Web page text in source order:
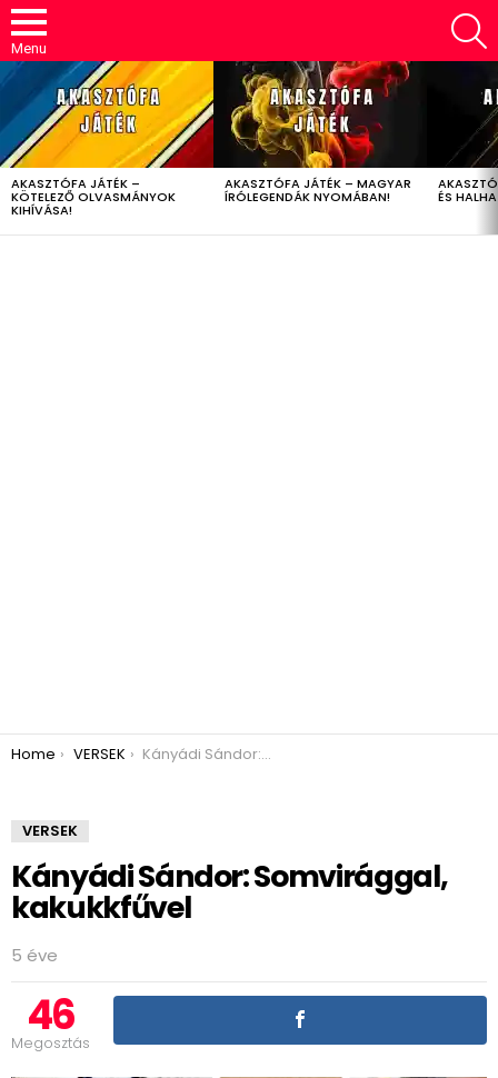
Menu
LATEST
STORIES
AKASZTÓFA JÁTÉK –
KÖTELEZŐ OLVASMÁNYOK
KIHÍVÁSA!
AKASZTÓFA JÁTÉK – MAGYAR
ÍRÓLEGENDÁK NYOMÁBAN! ÉS
You are here:
Home VERSEK Kányádi Sándor: Somvirággal, kakukkfűvel
VERSEK
Kányádi Sándor: Somvirággal,
kakukkfűvel
5 éve
46
Megosztás